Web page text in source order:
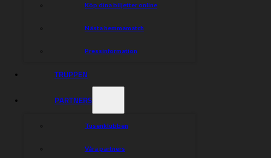
Köp dina biljetter online
Nästa hemmamatch
Pressinformation
TRUPPEN
PARTNERS
Tusenklubben
Våra partners